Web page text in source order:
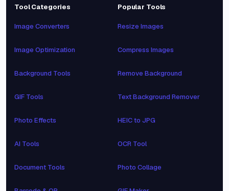
Tool Categories
Image Converters
Image Optimization
Background Tools
GIF Tools
Photo Effects
AI Tools
Document Tools
Popular Tools
Resize Images
Compress Images
Remove Background
Text Background Remover
HEIC to JPG
OCR Tool
Photo Collage